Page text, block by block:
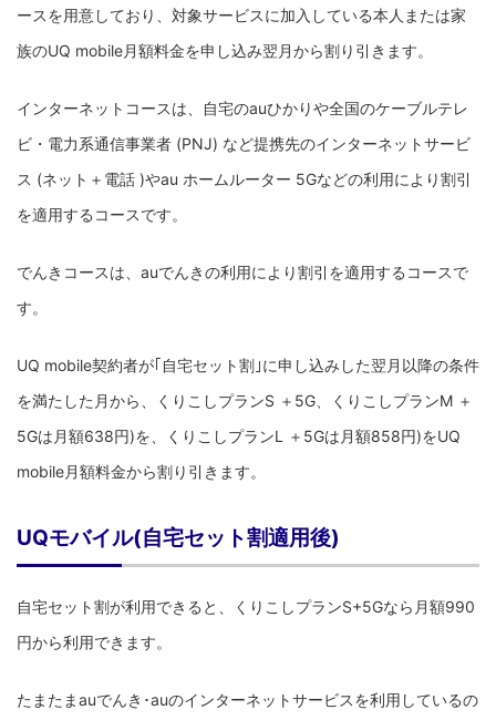
ースを用意しており、対象サービスに加入している本人または家
族のUQ mobile月額料金を申し込み翌月から割り引きます。
インターネットコースは、自宅のauひかりや全国のケーブルテレ
ビ・電力系通信事業者 (PNJ) など提携先のインターネットサービ
ス (ネット＋電話 )やau ホームルーター 5Gなどの利用により割引
を適用するコースです。
でんきコースは、auでんきの利用により割引を適用するコースで
す。
UQ mobile契約者が｢自宅セット割｣に申し込みした翌月以降の条件
を満たした月から、くりこしプランS ＋5G、くりこしプランM ＋
5Gは月額638円)を、くりこしプランL ＋5Gは月額858円)をUQ
mobile月額料金から割り引きます。
UQモバイル(自宅セット割適用後)
自宅セット割が利用できると、くりこしプランS+5Gなら月額990
円から利用できます。
たまたまauでんき･auのインターネットサービスを利用しているの